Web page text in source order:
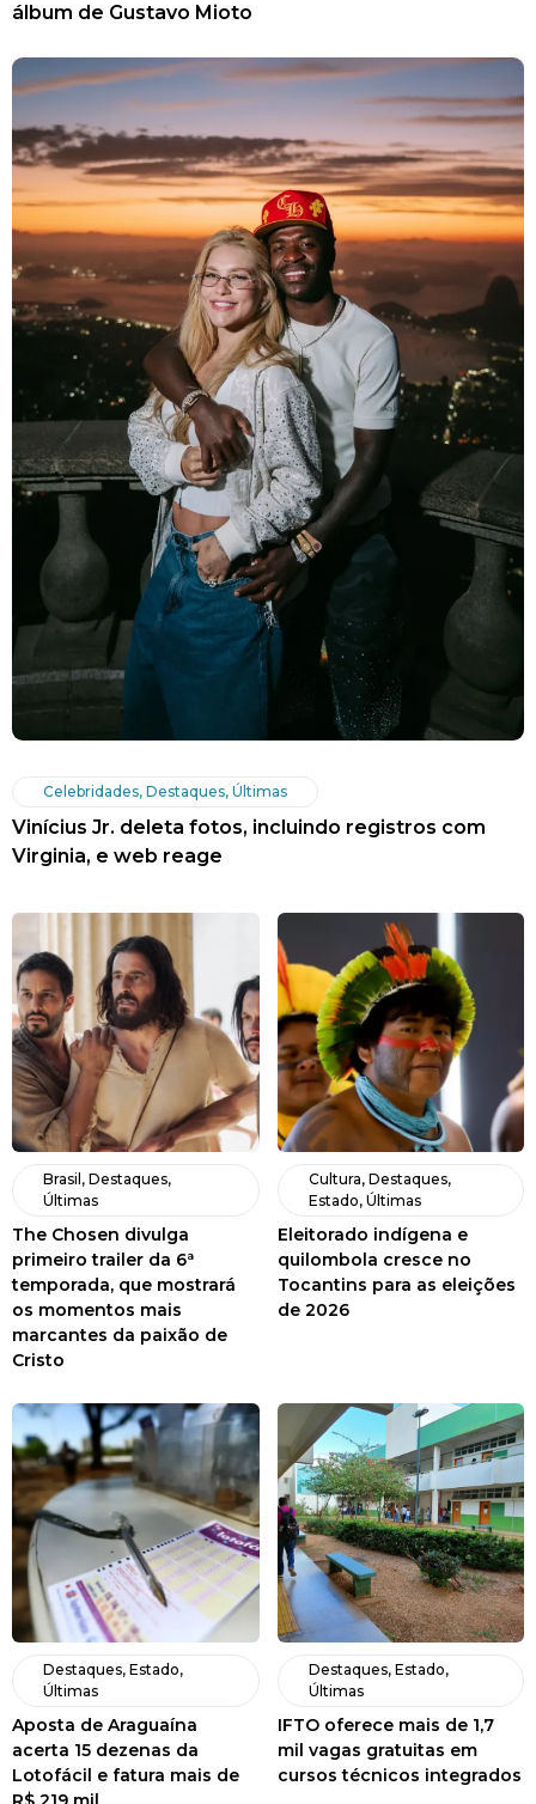
álbum de Gustavo Mioto
Celebridades, Destaques, Últimas
Vinícius Jr. deleta fotos, incluindo registros com
Virginia, e web reage
Brasil , Destaques,
Últimas
The Chosen divulga
primeiro trailer da 6ª
temporada, que mostrará
os momentos mais
marcantes da paixão de
Cristo
Cultura, Destaques,
Estado, Últimas
Eleitorado indígena e
quilombola cresce no
Tocantins para as eleições
de 2026
Destaques, Estado,
Últimas
Aposta de Araguaína
acerta 15 dezenas da
Lotofácil e fatura mais de
Destaques, Estado,
Últimas
IFTO oferece mais de 1,7
mil vagas gratuitas em
cursos técnicos integrados